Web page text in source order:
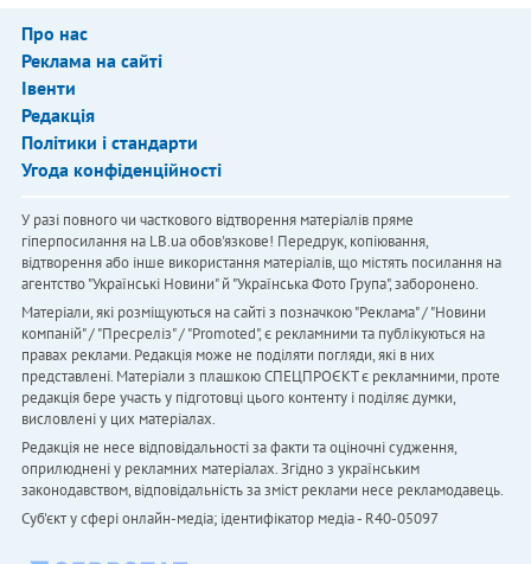
Про нас
Реклама на сайті
Івенти
Редакція
Політики і стандарти
Угода конфіденційності
У разі повного чи часткового відтворення матеріалів пряме
гіперпосилання на LB.ua обов'язкове! Передрук, копіювання,
відтворення або інше використання матеріалів, що містять посилання на
агентство "Українськi Новини" й "Українська Фото Група", заборонено.
Матеріали, які розміщуються на сайті з позначкою "Реклама" / "Новини
компаній" / "Пресреліз" / "Promoted", є рекламними та публікуються на
правах реклами. Редакція може не поділяти погляди, які в них
представлені. Матеріали з плашкою СПЕЦПРОЄКТ є рекламними, проте
редакція бере участь у підготовці цього контенту і поділяє думки,
висловлені у цих матеріалах.
Редакція не несе відповідальності за факти та оціночні судження,
оприлюднені у рекламних матеріалах. Згідно з українським
законодавством, відповідальність за зміст реклами несе рекламодавець.
Cуб'єкт у сфері онлайн-медіа; ідентифікатор медіа - R40-05097